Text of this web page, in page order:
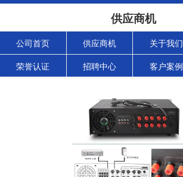
供应商机
公司首页 供应商机 关于我们
荣誉认证 招聘中心 客户案例